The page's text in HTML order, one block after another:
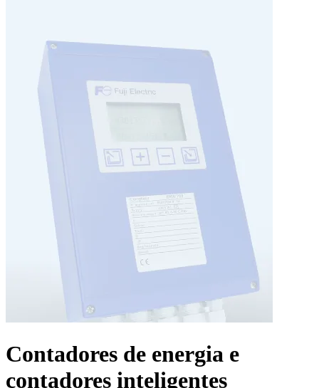
Contadores de energia e
contadores inteligentes